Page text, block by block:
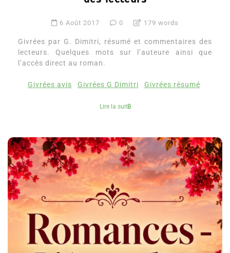
6 Août 2017 0 179 words
Givrées par G. Dimitri, résumé et commentaires des
lecteurs. Quelques mots sur l’auteure ainsi que
l’accès direct au roman.
Givrées avis Givrées G Dimitri Givrées résumé
Lire la suite